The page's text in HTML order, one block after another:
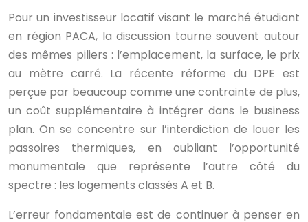
Pour un investisseur locatif visant le marché étudiant
en région PACA, la discussion tourne souvent autour
des mêmes piliers : l’emplacement, la surface, le prix
au mètre carré. La récente réforme du DPE est
perçue par beaucoup comme une contrainte de plus,
un coût supplémentaire à intégrer dans le business
plan. On se concentre sur l’interdiction de louer les
passoires thermiques, en oubliant l’opportunité
monumentale que représente l’autre côté du
spectre : les logements classés A et B.
L’erreur fondamentale est de continuer à penser en